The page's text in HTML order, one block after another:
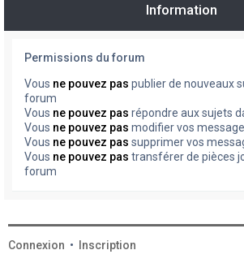
Information
Permissions du forum
Vous ne pouvez pas publier de nouveaux
forum
Vous ne pouvez pas répondre aux sujets
Vous ne pouvez pas modifier vos
Vous ne pouvez pas supprimer vos
Vous ne pouvez pas transférer de pièces
forum
Connexion • Inscription